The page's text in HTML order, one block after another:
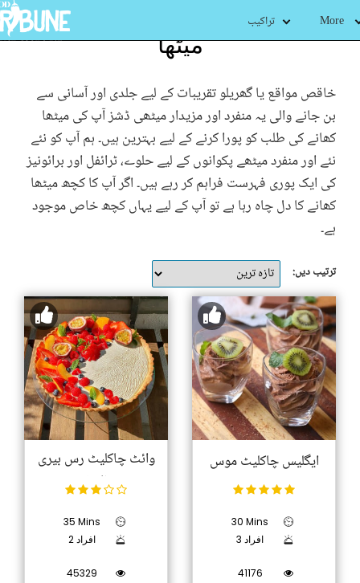
تراکیب More
میٹھا
خاقص مواقع یا گھریلو تقریبات کے لیے جلدی اور آسانی سے
بن جانے والی یہ منفرد اور مزیدار میٹھی ڈشز آپ کی میٹھا
کھانے کی طلب کو پورا کرنے کے لیے بہترین ہیں۔ ہم آپ کو نئے
نئے اور منفرد میٹھے پکوانوں کے لیے حلوے، ٹرائفل اور برائونیز
کی ایک پوری فہرست فراہم کر رہے ہیں۔ اگر آپ کا کچھ میٹھا
کھانے کا دل چاہ رہا ہے تو آپ کے لیے یہاں کچھ خاص موجود
ہے۔
ترتیب دیں:
وائٹ چاکلیٹ رس بیری
ٹارٹ
35 Mins
2 افراد
45329
ایگلیس چاکلیٹ موس
30 Mins
3 افراد
41176